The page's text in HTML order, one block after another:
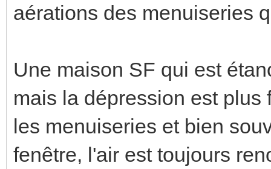
aérations des menuiseries
Une maison SF qui est
mais la dépression est
les menuiseries et bien
fenêtre, l'air est toujours